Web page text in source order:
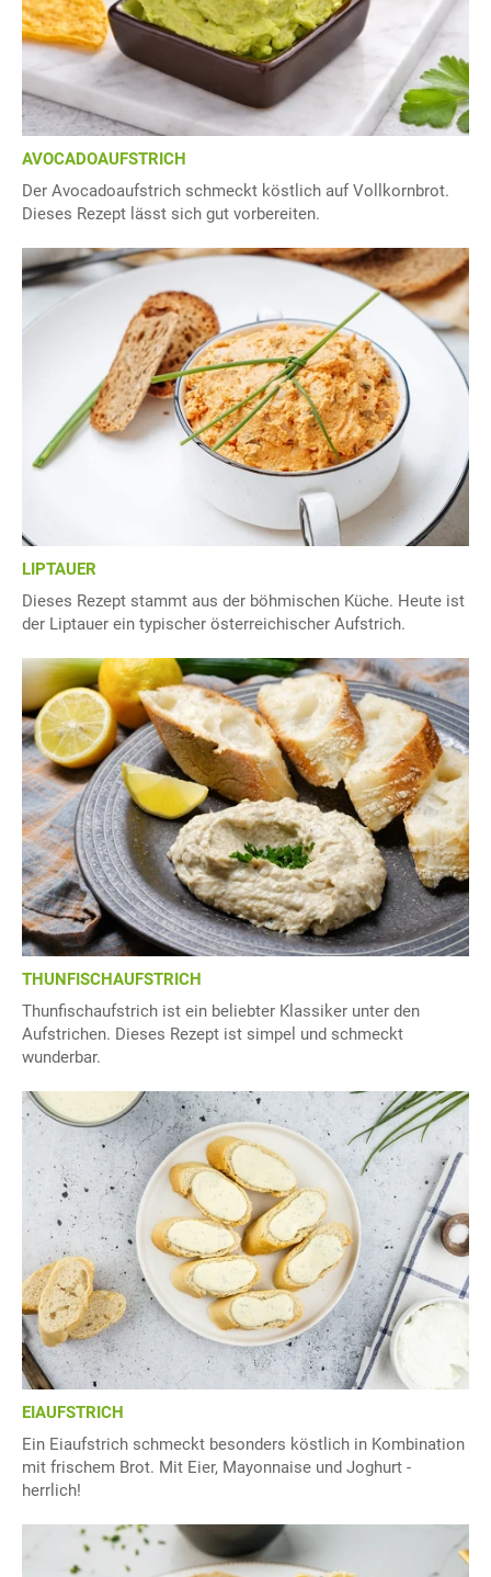
AVOCADOAUFSTRICH
Der Avocadoaufstrich schmeckt köstlich auf Vollkornbrot.
Dieses Rezept lässt sich gut vorbereiten.
LIPTAUER
Dieses Rezept stammt aus der böhmischen Küche. Heute ist
der Liptauer ein typischer österreichischer Aufstrich.
THUNFISCHAUFSTRICH
Thunfischaufstrich ist ein beliebter Klassiker unter den
Aufstrichen. Dieses Rezept ist simpel und schmeckt
wunderbar.
EIAUFSTRICH
Ein Eiaufstrich schmeckt besonders köstlich in Kombination
mit frischem Brot. Mit Eier, Mayonnaise und Joghurt -
herrlich!